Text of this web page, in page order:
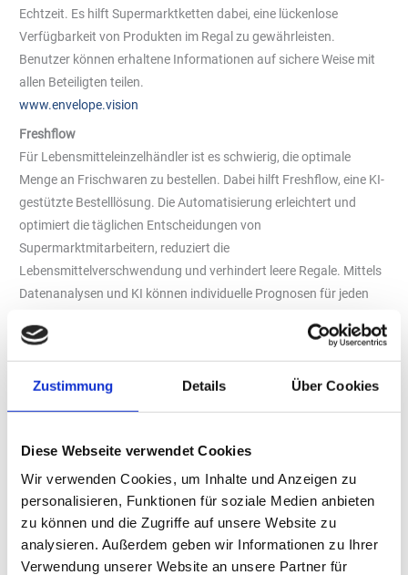
Zustimmung Details Über Cookies
Diese Webseite verwendet Cookies
Wir verwenden Cookies, um Inhalte und Anzeigen zu
personalisieren, Funktionen für soziale Medien anbieten
zu können und die Zugriffe auf unsere Website zu
analysieren. Außerdem geben wir Informationen zu Ihrer
Verwendung unserer Website an unsere Partner für
Echtzeit. Es hilft Supermarktketten dabei, eine lückenlose
Verfügbarkeit von Produkten im Regal zu gewährleisten.
Benutzer können erhaltene Informationen auf sichere Weise mit
allen Beteiligten teilen.
www.envelope.vision
Freshflow
Für Lebensmitteleinzelhändler ist es schwierig, die optimale
Menge an Frischwaren zu bestellen. Dabei hilft Freshflow, eine KI-
gestützte Bestelllösung. Die Automatisierung erleichtert und
optimiert die täglichen Entscheidungen von
Supermarktmitarbeitern, reduziert die
Lebensmittelverschwendung und verhindert leere Regale. Mittels
Datenanalysen und KI können individuelle Prognosen für jeden
freshflow.ai/de
Geddid ist ein innovativer Marktplatz von Livemax für Live-
Shopping, der es Händlern ermöglicht, ihre Produkte per App in
mit Direktkauffunktion können Kunden und Kundinnen die Artikel
direkt im Geddid Online-Shop erwerben. So wird ein interaktives
und unterhaltsames Einkaufserlebnis geschaffen, bei dem
Kunden Produkte auf eine neue und interaktive Weise entdecken.
Es ist für Händler risikofrei und erfordert keine Software-